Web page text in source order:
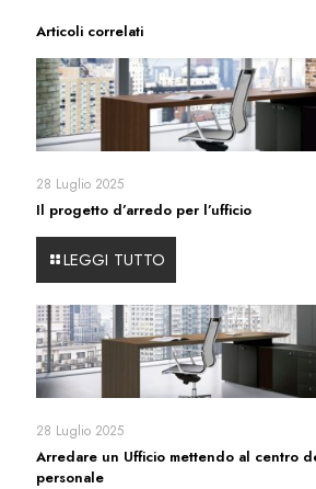
Articoli correlati
28 Luglio 2025
Il progetto d’arredo per l’ufficio
LEGGI TUTTO
28 Luglio 2025
Arredare un Ufficio mettendo al centro
personale